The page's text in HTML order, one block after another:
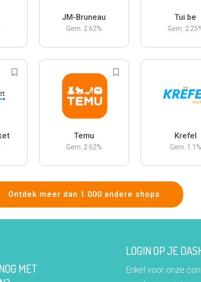
JM-Bruneau
Gem. 2.62%
Tui.be
Gem. 2.25
Temu
Gem. 2.62%
Krefel
Gem. 1.1 %
Ontdek meer dan 1.000 andere shops
MET
LOGIN OP JE
Enkel voor onze